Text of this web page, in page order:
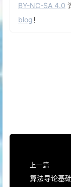
BY-NC-SA 4.0
blog！
上一篇
算法导论基